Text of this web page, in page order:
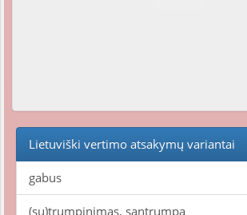
Lietuviški vertimo atsakymų variantai
gabus
(su)trumpinimas, santrumpa